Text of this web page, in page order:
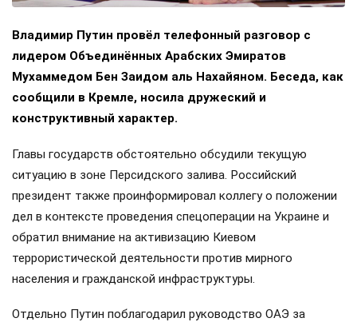
Владимир Путин провёл телефонный разговор с
лидером Объединённых Арабских Эмиратов
Мухаммедом Бен Заидом аль Нахайяном. Беседа, как
сообщили в Кремле, носила дружеский и
конструктивный характер.
Главы государств обстоятельно обсудили текущую
ситуацию в зоне Персидского залива. Российский
президент также проинформировал коллегу о положении
дел в контексте проведения спецоперации на Украине и
обратил внимание на активизацию Киевом
террористической деятельности против мирного
населения и гражданской инфраструктуры.
Отдельно Путин поблагодарил руководство ОАЭ за